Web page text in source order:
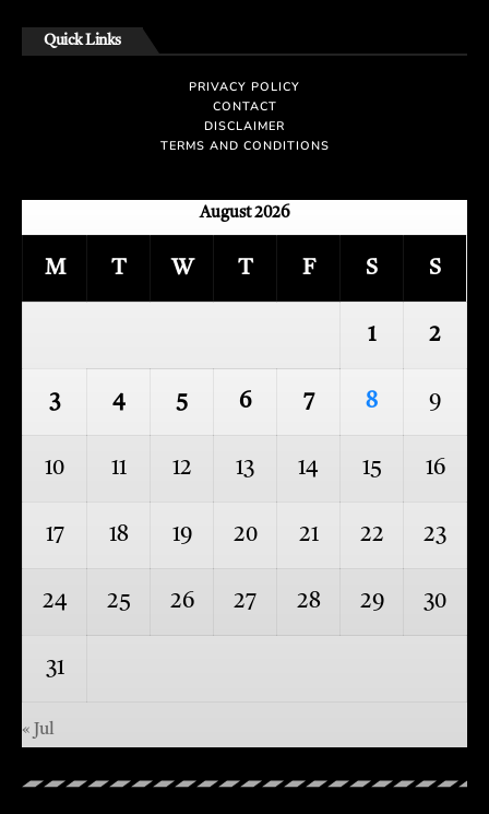
Quick Links
PRIVACY POLICY
CONTACT
DISCLAIMER
TERMS AND CONDITIONS
August 2026
M T W T F S S
1 2
3 4 5 6 7 8 9
10 11 12 13 14 15 16
17 18 19 20 21 22 23
24 25 26 27 28 29 30
31
« Jul